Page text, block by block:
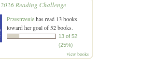
2026 Reading Challenge
Przestrzeniehas read 13 books
toward her goal of 52 books.
13 of 52
(25%)
view books